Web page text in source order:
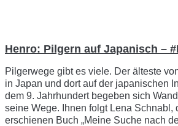
Henro: Pilgern auf Japanisch –
Pilgerwege gibt es viele. Der älteste
in Japan und dort auf der japanischen
dem 9. Jahrhundert begeben sich
seine Wege. Ihnen folgt Lena Schnabl,
erschienen Buch „Meine Suche nach